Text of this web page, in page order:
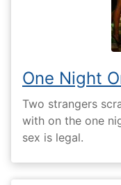
One Night
Two strangers
with on the one
sex is legal.